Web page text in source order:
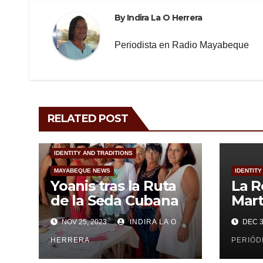
k
ByIndira La O Herrera
Periodista en Radio Mayabeque
RELATED POST
IDENTITY AND TRADITIONS
MAYABEQUE NEWS
Yoanis tras la Ruta
de la Seda Cubana
NOV 25, 2023 INDIRA LA O
HERRERA
La
losDEC